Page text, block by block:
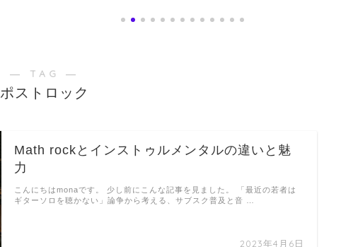
― TAG ―
ポストロック
Math rockとインストゥルメンタルの違いと魅
力
2023年4月6日
こんにちはmonaです。 少し前にこんな記事を見ました。 「最近の若者は
ギターソロを聴かない」論争から考える、サブスク普及と音 …